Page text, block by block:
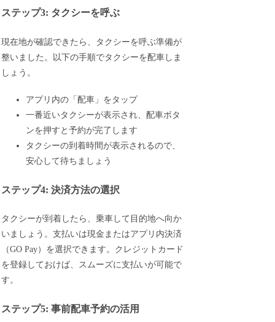
ステップ3: タクシーを呼ぶ
現在地が確認できたら、タクシーを呼ぶ準備が
整いました。以下の手順でタクシーを配車しま
しょう。
アプリ内の「配車」をタップ
一番近いタクシーが表示され、配車ボタ
ンを押すと予約が完了します
タクシーの到着時間が表示されるので、
安心して待ちましょう
ステップ4: 決済方法の選択
タクシーが到着したら、乗車して目的地へ向か
いましょう。支払いは現金またはアプリ内決済
（GO Pay）を選択できます。クレジットカード
を登録しておけば、スムーズに支払いが可能で
す。
ステップ5: 事前配車予約の活用